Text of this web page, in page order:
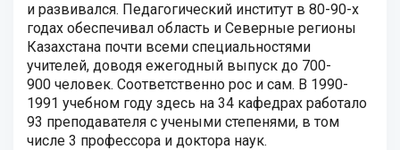
и развивался. Педагогический институт в 80-90-х
годах обеспечивал область и Северные регионы
Казахстана почти всеми специальностями
учителей, доводя ежегодный выпуск до 700-
900 человек. Соответственно рос и сам. В 1990-
1991 учебном году здесь на 34 кафедрах работало
93 преподавателя с учеными степенями, в том
числе 3 профессора и доктора наук.